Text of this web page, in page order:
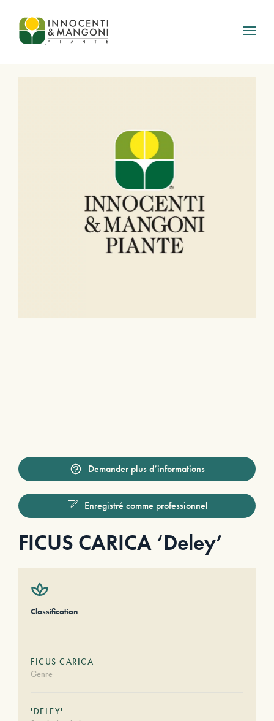
Skip to main content
Demander plus d’informations
Enregistré comme professionnel
FICUS CARICA ‘Deley’
Classification
FICUS CARICA
Genre
'DELEY'